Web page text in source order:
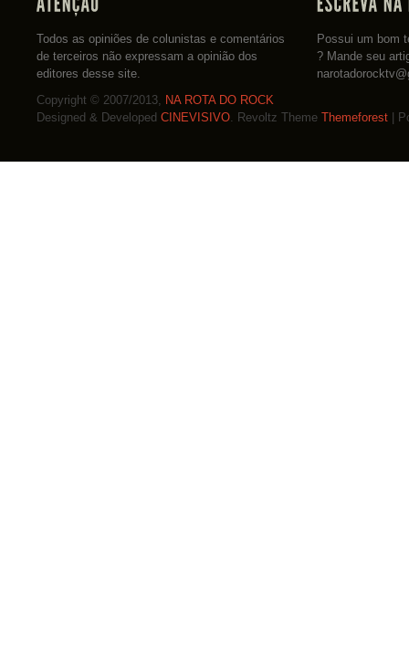
Todos as opiniões de colunistas e comentários
de terceiros não expressam a opinião dos
editores desse site.
Possui um bom
? Mande seu
Copyright © 2007/2013,
NA ROTA DO ROCK
Designed & Developed CINEVISIVO . Revoltz Theme Themeforest |